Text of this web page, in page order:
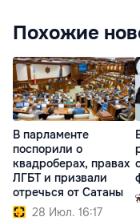
Похожие
В парламенте
поспорили о
квадроберах, правах
ЛГБТ и призвали
отречься от Сатаны
28 Июл. 16:17